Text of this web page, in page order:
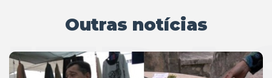
Outras notícias